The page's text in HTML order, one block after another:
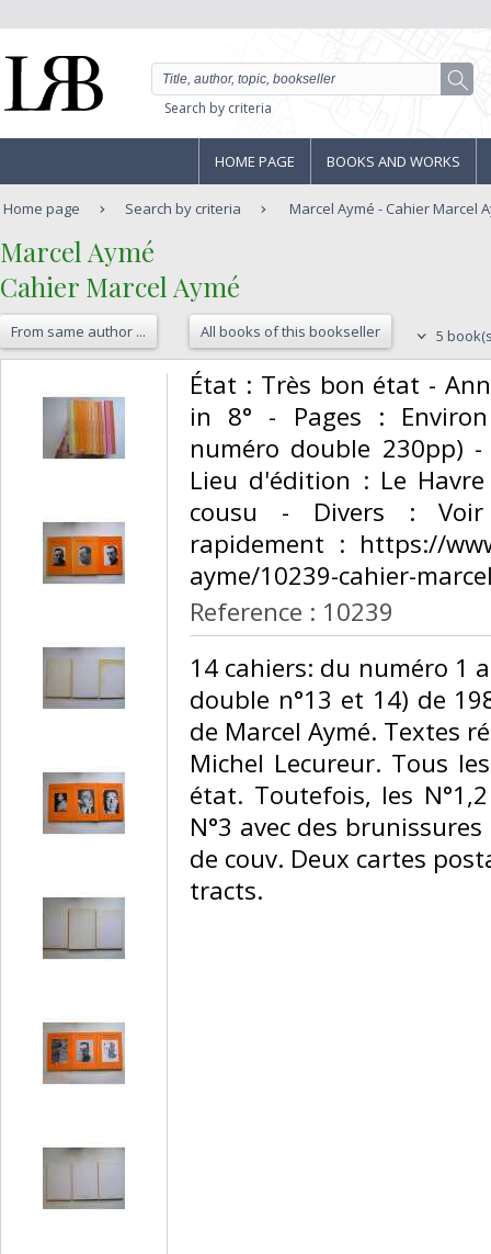
Search by criteria
HOME PAGE BOOKS AND WORKS
Home page Search by criteria Marcel Aymé - Cahier Marcel
‎Marcel Aymé‎
‎Cahier Marcel Aymé‎
From same author ... All books of this bookseller 5
‎État : Très bon état -
in 8° - Pages :
numéro double 230pp)
Lieu d'édition : Le
cousu - Divers : Voir
rapidement : https://
ayme/10239-cahier-
Reference : 10239
‎14 cahiers: du numéro 1
double n°13 et 14) de
de Marcel Aymé. Textes
Michel Lecureur. Tous
état. Toutefois, les
N°3 avec des
de couv. Deux cartes
tracts.‎